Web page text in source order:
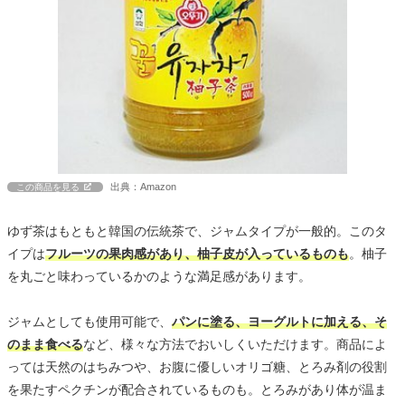
この商品を見る 出典：Amazon
ゆず茶はもともと韓国の伝統茶で、ジャムタイプが一般的。このタ
イプはフルーツの果肉感があり、柚子皮が入っているものも。柚子
を丸ごと味わっているかのような満足感があります。
ジャムとしても使用可能で、 パンに塗る、ヨーグルトに加える、そ
のまま食べるなど、様々な方法でおいしくいただけます。商品によ
っては天然のはちみつや、お腹に優しいオリゴ糖、とろみ剤の役割
を果たすペクチンが配合されているものも。とろみがあり体が温ま